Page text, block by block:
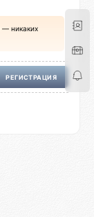
— никаких
РЕГИСТРАЦИЯ